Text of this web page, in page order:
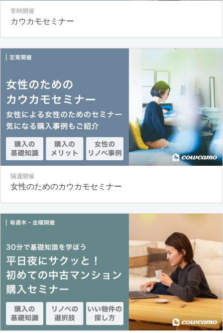
常時開催
カウカモセミナー
隔週開催
女性のためのカウカモセミナー